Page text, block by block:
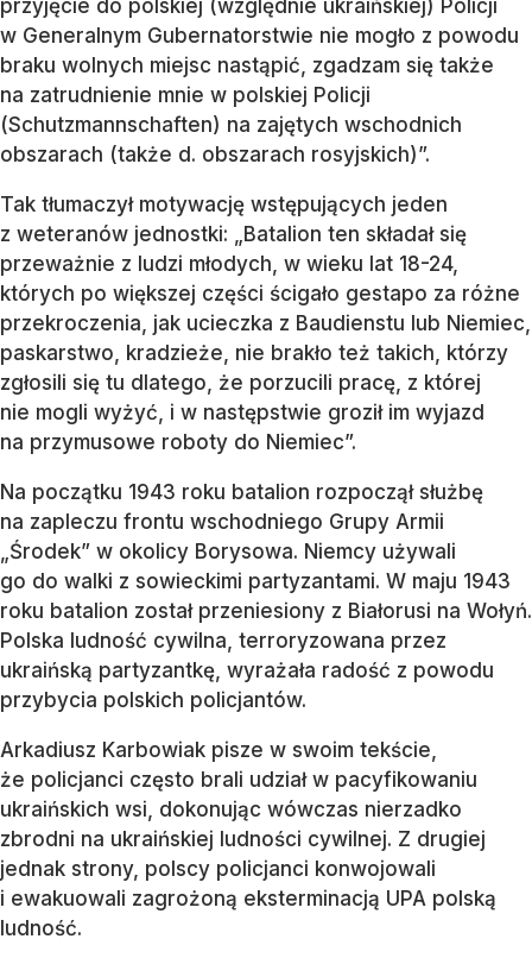
przyjęcie do polskiej (względnie ukraińskiej) Policji
w Generalnym Gubernatorstwie nie mogło z powodu
braku wolnych miejsc nastąpić, zgadzam się także
na zatrudnienie mnie w polskiej Policji
(Schutzmannschaften) na zajętych wschodnich
obszarach (także d. obszarach rosyjskich)”.
Tak tłumaczył motywację wstępujących jeden
z weteranów jednostki: „Batalion ten składał się
przeważnie z ludzi młodych, w wieku lat 18-24,
których po większej części ścigało gestapo za różne
przekroczenia, jak ucieczka z Baudienstu lub Niemiec,
paskarstwo, kradzieże, nie brakło też takich, którzy
zgłosili się tu dlatego, że porzucili pracę, z której
nie mogli wyżyć, i w następstwie groził im wyjazd
na przymusowe roboty do Niemiec”.
Na początku 1943 roku batalion rozpoczął służbę
na zapleczu frontu wschodniego Grupy Armii
„Środek” w okolicy Borysowa. Niemcy używali
go do walki z sowieckimi partyzantami. W maju 1943
roku batalion został przeniesiony z Białorusi na Wołyń.
Polska ludność cywilna, terroryzowana przez
ukraińską partyzantkę, wyrażała radość z powodu
przybycia polskich policjantów.
Arkadiusz Karbowiak pisze w swoim tekście,
że policjanci często brali udział w pacyfikowaniu
ukraińskich wsi, dokonując wówczas nierzadko
zbrodni na ukraińskiej ludności cywilnej. Z drugiej
jednak strony, polscy policjanci konwojowali
i ewakuowali zagrożoną eksterminacją UPA polską
ludność.